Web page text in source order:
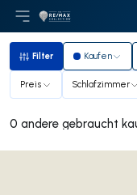
Hauptmenü öffnen
LogoZur Startseite
Filter
Filter Kaufen
Preis Schlafzimmer